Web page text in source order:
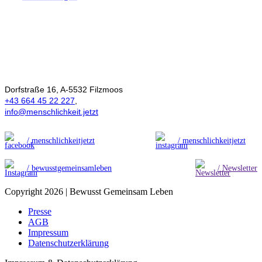
Dorfstraße 16, A-5532 Filzmoos
+43 664 45 22 227
info@menschlichkeit.jetzt
/ menschlichkeitjetzt / menschlichkeitjetzt
/ bewusstgemeinsamleben / Newsletter
Copyright 2026 | Bewusst Gemeinsam Leben
Presse
AGB
Impressum
Datenschutzerklärung